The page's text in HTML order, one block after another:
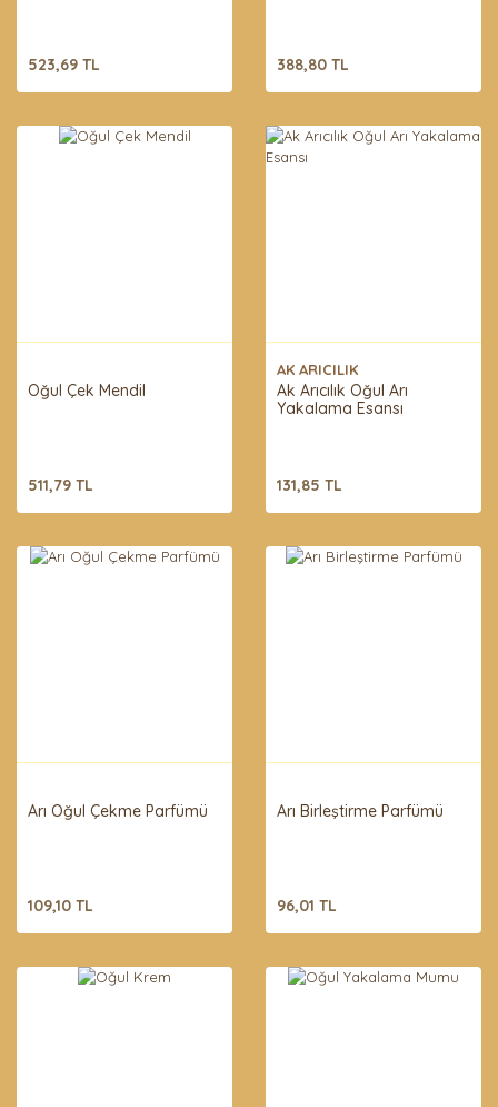
523,69 TL 388,80 TL
Oğul Çek Mendil
511,79 TL
AK ARICILIK
Ak Arıcılık Oğul Arı
Yakalama Esansı
131,85 TL
Arı Oğul Çekme Parfümü
109,10 TL
Arı Birleştirme Parfümü
96,01 TL